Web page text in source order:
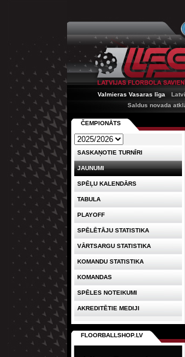
Valmieras Vasaras līga
Saldus novada
ČEMPIONĀTS
SASKAŅOTIE TURNĪRI
JAUNUMI
SPĒĻU KALENDĀRS
TABULA
PLAYOFF
SPĒLĒTĀJU STATISTIKA
VĀRTSARGU STATISTIKA
KOMANDU STATISTIKA
KOMANDAS
SPĒLES NOTEIKUMI
AKREDITĒTIE MEDIJI
FLOORBALLSHOP.LV